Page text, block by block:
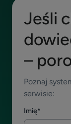
Jeśli
–
Poznaj
serwisie:
Imię*